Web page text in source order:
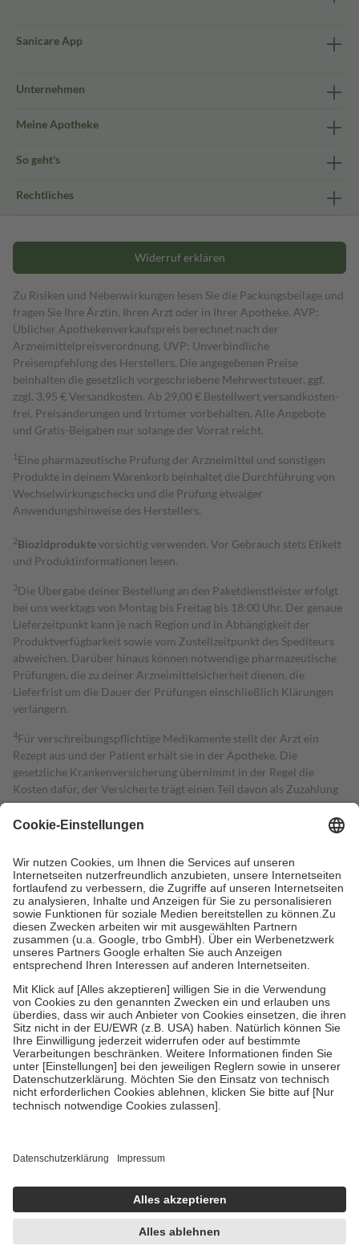
Sanicare App
Unternehmen
Meine Apotheke
So geht's
Rechtliches
Widerruf erklären
Zu Risiken und Nebenwirkungen lesen Sie die Packungsbeilage und
fragen Sie Ihre Ärztin, Ihren Arzt oder in Ihrer Apotheke. AVP:
Üblicher Apothekenverkaufspreis berechnet nach der
Arzneimittelpreisverordnung. UVP: Unverbindliche
Preisempfehlung des Herstellers. Die angegebenen Preise
beinhalten die gesetzlich vorgeschriebene Mehrwertsteuer, ggf.
zzgl. 3,95 € Versandkosten. Ab 29,00 € Bestell­wert versand­kosten­
frei. Preisänderungen und Irrtümer vorbehalten. Alle Angebote
und Gratis-Beigaben nur solange der Vorrat reicht.
1 Eine pharmazeutische Prüfung der Arzneimittel und sonstigen
Produkte in deinem Warenkorb beinhaltet die Durchführung von
Wechselwirkungschecks und die Prüfung etwaiger
Anwendungshinweise des Herstellers.
2Biozidproduktevorsichtig verwenden. Vor Gebrauch stets Etikett
und Produktinformationen lesen.
3Die Übergabe deiner Bestellung an den Paketdienstleister erfolgt
bei uns werktags von Montag bis Freitag bis 18:00 Uhr. Der genaue
Lieferzeitpunkt kann je nach Region und in Abhängigkeit der
Produktverfügbarkeit sowie vom Zustellzeitpunkt des Spediteurs
abweichen. Darüber hinaus können notwendige pharmazeutische
Prüfungen, die zu deiner Arzneimittelsicherheit dienen, die
Lieferfrist um die Dauer der Prüfungen einschließlich Klärungen
verlängern.
4Für verschreibungspflichtige Medikamente stellt der Arzt ein
Rezept aus und der Patient erhält sie in der Apotheke. Die
gesetzliche Krankenversicherung übernimmt in der Regel die
Kosten dafür, der Versicherte trägt einen Teil davon als Zuzahlung
mit.
Grundsätzlich leisten Mitglieder Zuzahlungen in Höhe von zehn
höchstens zehn Euro.
Es sind jedoch nie mehr als die tatsächlichen
Kosten der Leistung zu entrichten.
Diese Regeln gelten grundsätzlich auch für Online-Apotheken.
Bei Heilmitteln und häuslicher Krankenpflege beträgt die
Zuzahlung zehn Prozent der Kosten sowie zehn Euro je
Verordnung.
Um das Engagement der Versicherten für ihre eigene Gesundheit zu
stärken und die besondere Stellung der Familie zu unterstützen,
fallenkeine Zuzahlungenan bei:
• Kindern und Jugendlichen bis zum vollendeten 18. Lebensjahr
mit Ausnahme der Fahrkosten
• Untersuchungen zur Vorsorge und Früherkennung, die von der
GKV getragen werden
• empfohlenen Schutzimpfungen
• Harn- und Blutteststreifen
getroffen, um sicherzustellen, dass es sich um echte Bewertungen
https://help.etrusted.com/hc/de/articles/4419944605341
Einige Bilder und Inhalte wurden unter Zuhilfenahme künstlicher